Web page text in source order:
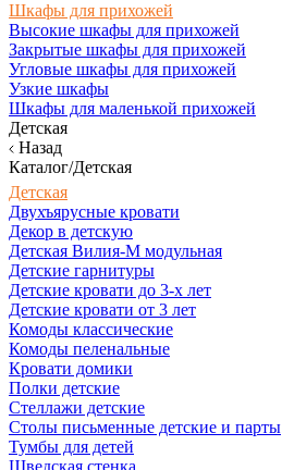
Шкафы для прихожей
Высокие шкафы для прихожей
Закрытые шкафы для прихожей
Угловые шкафы для прихожей
Узкие шкафы
Шкафы для маленькой прихожей
Детская
Назад
Каталог/Детская
Детская
Двухъярусные кровати
Декор в детскую
Детская Вилия-М модульная
Детские гарнитуры
Детские кровати до 3-х лет
Детские кровати от 3 лет
Комоды классические
Комоды пеленальные
Кровати домики
Полки детские
Стеллажи детские
Столы письменные детские и парты
Тумбы для детей
Шведская стенка